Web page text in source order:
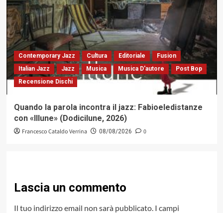
Contemporary Jazz Cultura Editoriale
Fusion
Italian Jazz
Jazz Musica Musica D'autore
Post Bop
Recensione Dischi
Quando la parola incontra il jazz: Fabioeledistanze
con «Illune» (Dodicilune, 2026)
Francesco Cataldo Verrina 08/08/2026 0
Lascia un commento
Il tuo indirizzo email non sarà pubblicato. I campi